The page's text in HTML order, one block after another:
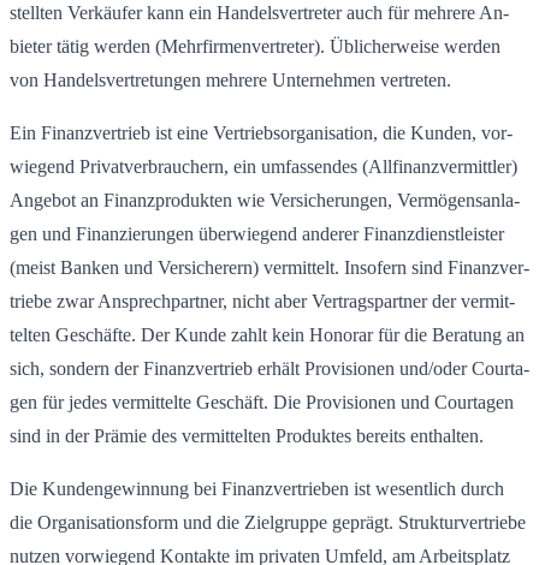
stell­ten Ver­käu­fer kann ein Han­dels­ver­tre­ter auch für meh­re­re An­
bie­ter tätig wer­den (Mehr­fir­men­ver­tre­ter). Üb­li­cher­wei­se wer­den
von Han­dels­ver­tre­tun­gen meh­re­re Un­ter­neh­men ver­tre­ten.
Ein Fi­nanz­ver­trieb ist eine Ver­triebs­or­ga­ni­sa­ti­on, die Kun­den, vor­
wie­gend Pri­vat­ver­brau­chern, ein um­fas­sen­des (All­fi­nanz­ver­mitt­ler)
An­ge­bot an Fi­nanz­pro­duk­ten wie Ver­si­che­run­gen, Ver­mö­gens­an­la­
gen und Fi­nan­zie­run­gen über­wie­gend an­de­rer Fi­nanz­dienst­leis­ter
(meist Ban­ken und Ver­si­che­rern) ver­mit­telt. In­so­fern sind Fi­nanz­ver­
trie­be zwar An­sprech­part­ner, nicht aber Ver­trags­part­ner der ver­mit­
tel­ten Ge­schäf­te. Der Kunde zahlt kein Ho­no­rar für die Be­ra­tung an
sich, son­dern der Fi­nanz­ver­trieb er­hält Pro­vi­sio­nen und/oder Cour­ta­
gen für jedes ver­mit­tel­te Ge­schäft. Die Pro­vi­sio­nen und Cour­ta­gen
sind in der Prä­mie des ver­mit­tel­ten Pro­duk­tes be­reits ent­hal­ten.
Die Kun­den­ge­win­nung bei Fi­nanz­ver­trie­ben ist we­sent­lich durch
die Or­ga­ni­sa­ti­ons­form und die Ziel­grup­pe ge­prägt. Struk­tur­ver­trie­be
nut­zen vor­wie­gend Kon­tak­te im pri­va­ten Um­feld, am Ar­beits­platz